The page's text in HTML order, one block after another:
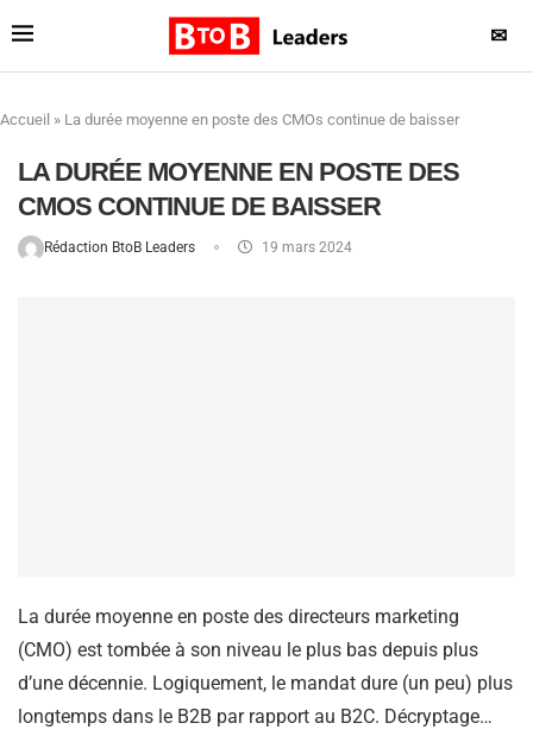
✉
Accueil » La durée moyenne en poste des CMOs continue de baisser
LA DURÉE MOYENNE EN POSTE DES
CMOS CONTINUE DE BAISSER
Rédaction BtoB Leaders 19 mars 2024
La durée moyenne en poste des directeurs marketing
(CMO) est tombée à son niveau le plus bas depuis plus
d’une décennie. Logiquement, le mandat dure (un peu) plus
longtemps dans le B2B par rapport au B2C. Décryptage…